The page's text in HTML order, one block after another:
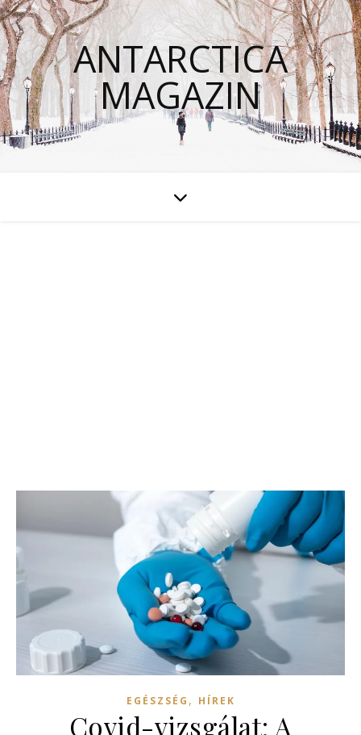
ANTARCTICA
MAGAZIN
EGÉSZSÉG , HÍREK
Covid-vizsgálat: A